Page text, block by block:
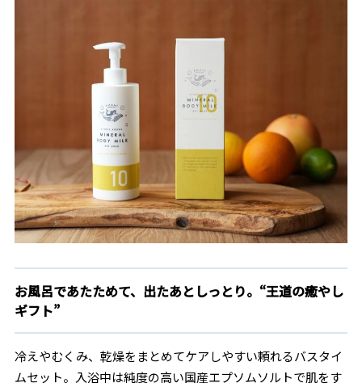
お風呂であたためて、出たあとしっとり。“王道の癒やし
ギフト”
冷えやむくみ、乾燥をまとめてケアしやすい頼れるバスタイ
ムセット。入浴中は純度の高い国産エプソムソルトで肌をす